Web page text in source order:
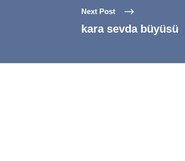
Next Post
kara sevda büyüsü